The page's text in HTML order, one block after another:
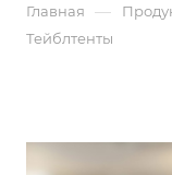
Главная —
Тейблтенты